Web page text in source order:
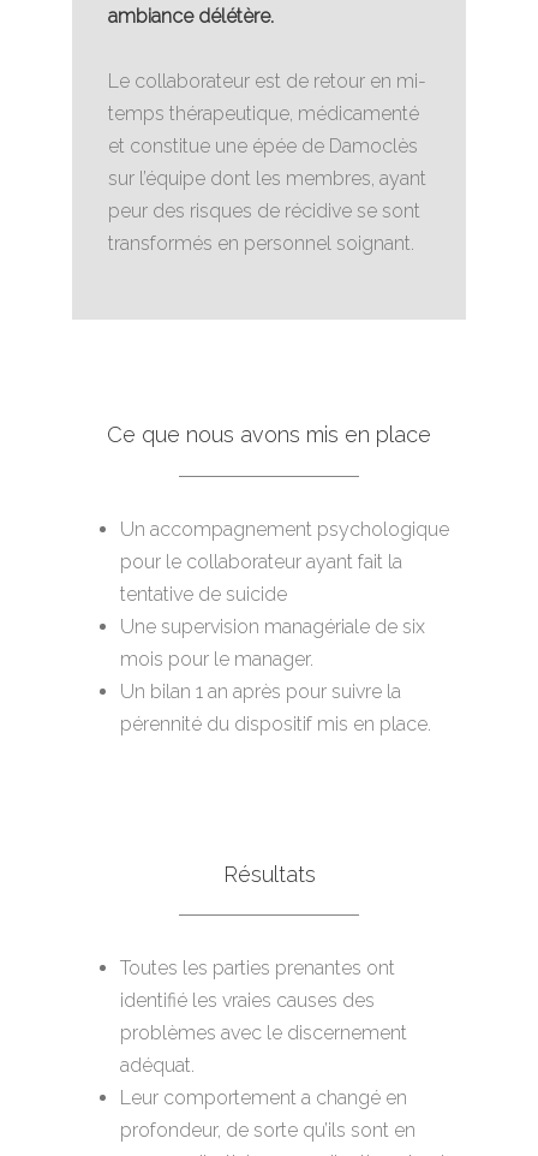
ambiance délétère.
Le collaborateur est de retour en mi-
temps thérapeutique, médicamenté
et constitue une épée de Damoclès
sur l’équipe dont les membres, ayant
peur des risques de récidive se sont
transformés en personnel soignant.
Ce que nous avons mis en place
Un accompagnement psychologique
pour le collaborateur ayant fait la
tentative de suicide
Une supervision managériale de six
mois pour le manager.
Un bilan 1 an après pour suivre la
pérennité du dispositif mis en place.
Résultats
Toutes les parties prenantes ont
identifié les vraies causes des
problèmes avec le discernement
adéquat.
Leur comportement a changé en
profondeur, de sorte qu’ils sont en